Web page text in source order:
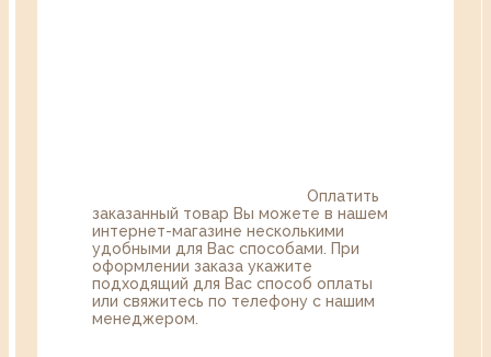
Оплатить
заказанный товар Вы можете в нашем
интернет-магазине несколькими
удобными для Вас способами. При
оформлении заказа укажите
подходящий для Вас способ оплаты
или свяжитесь по телефону с нашим
менеджером.